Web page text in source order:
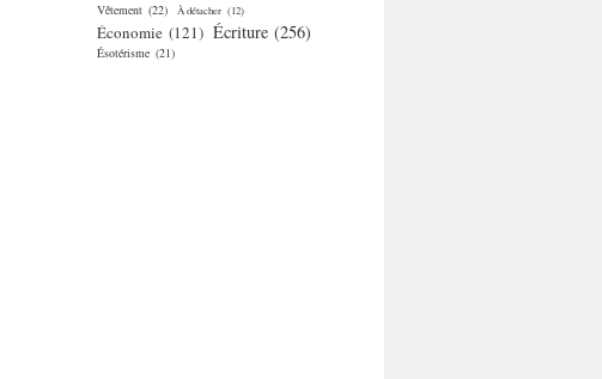
Vêtement (22) À détacher (12)
Économie (121) Écriture (256)
Ésotérisme (21)